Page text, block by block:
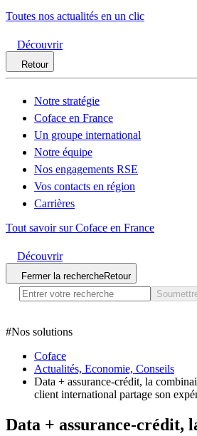
Toutes nos actualités en un clic
Découvrir
Retour
Notre stratégie
Coface en France
Un groupe international
Notre équipe
Nos engagements RSE
Vos contacts en région
Carrières
Tout savoir sur Coface en France
Découvrir
Fermer la rechercheRetour
#Nos solutions
Coface
Actualités, Economie, Conseils
Data + assurance-crédit, la
client international partage son
Data + assurance-crédit,